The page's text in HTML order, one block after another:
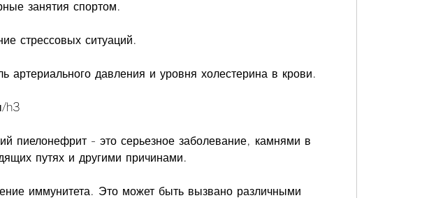
занятия спортом.
стрессовых ситуаций.
артериального давления и уровня холестерина в крови.
h3
пиелонефрит - это серьезное заболевание, камнями в
путях и другими причинами.
иммунитета. Это может быть вызвано различными